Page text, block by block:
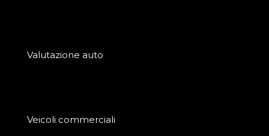
Valutazione auto
Veicoli commerciali